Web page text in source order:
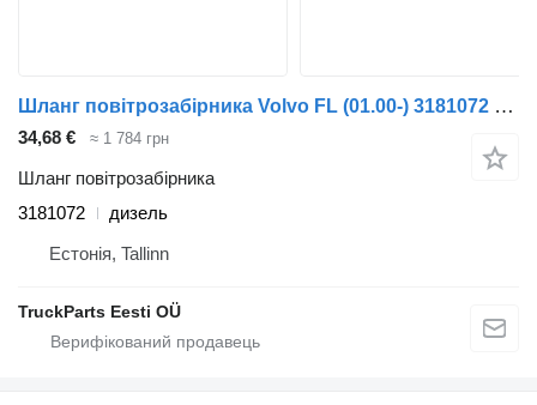
Шланг повітрозабірника Volvo FL (01.00-) 3181072 до тягача Volvo FL, FL6, FL7, FL10, FL12, FS718 (1985-2005)
34,68 € ≈ 1 784 грн
Шланг повітрозабірника
3181072
дизель
Естонія, Tallinn
TruckParts Eesti OÜ